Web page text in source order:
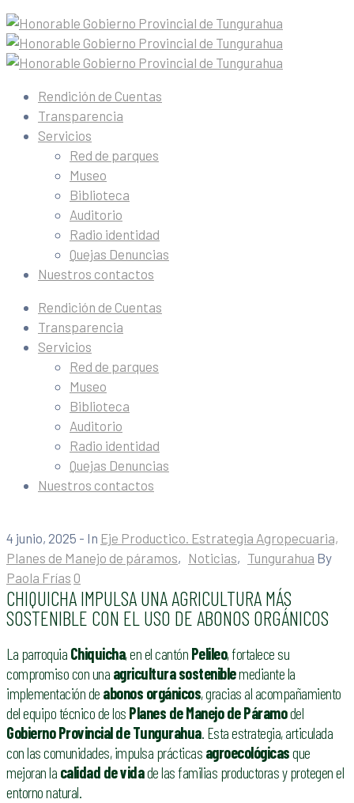
Rendición de Cuentas
Transparencia
Servicios
Red de parques
Museo
Biblioteca
Auditorio
Radio identidad
Quejas Denuncias
Nuestros contactos
Rendición de Cuentas
Transparencia
Servicios
Red de parques
Museo
Biblioteca
Auditorio
Radio identidad
Quejas Denuncias
Nuestros contactos
4 junio, 2025 - In Eje Productico. Estrategia Agropecuaria,
Planes de Manejo de páramos‚ Noticias‚ Tungurahua By
Paola Frías 0
CHIQUICHA IMPULSA UNA AGRICULTURA MÁS
SOSTENIBLE CON EL USO DE ABONOS ORGÁNICOS
La parroquia Chiquicha, en el cantón Pelileo, fortalece su
compromiso con una agricultura sosteniblemediante la
implementación de abonos orgánicos, gracias al acompañamiento
del equipo técnico de los Planes de Manejo de Páramodel
Gobierno Provincial de Tungurahua. Esta estrategia, articulada
con las comunidades, impulsa prácticas agroecológicasque
mejoran la calidad de vidade las familias productoras y protegen el
entorno natural.